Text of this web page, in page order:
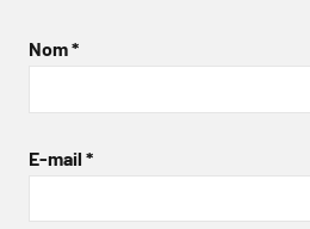
Nom*
E-mail *